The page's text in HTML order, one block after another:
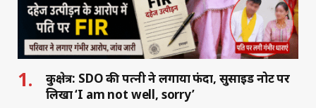
कुरुक्षेत्र: SDO की पत्नी ने लगाया फंदा, सुसाइड नोट पर
लिखा ‘I am not well, sorry’